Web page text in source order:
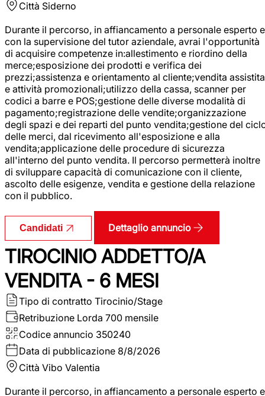
Città Siderno
Durante il percorso, in affiancamento a personale esperto e
con la supervisione del tutor aziendale, avrai l'opportunità
di acquisire competenze in:allestimento e riordino della
merce;esposizione dei prodotti e verifica dei
prezzi;assistenza e orientamento al cliente;vendita assistita
e attività promozionali;utilizzo della cassa, scanner per
codici a barre e POS;gestione delle diverse modalità di
pagamento;registrazione delle vendite;organizzazione
degli spazi e dei reparti del punto vendita;gestione del
delle merci, dal ricevimento all'esposizione e alla
vendita;applicazione delle procedure di sicurezza
all'interno del punto vendita. Il percorso permetterà inoltre
di sviluppare capacità di comunicazione con il cliente,
ascolto delle esigenze, vendita e gestione della relazione
con il pubblico.
Candidati Dettaglio annuncio
TIROCINIO ADDETTO/A
VENDITA - 6 MESI
Tipo di contratto Tirocinio/Stage
Retribuzione Lorda 700 mensile
Codice annuncio 350240
Data di pubblicazione 8/8/2026
Città Vibo Valentia
Durante il percorso, in affiancamento a personale esperto e